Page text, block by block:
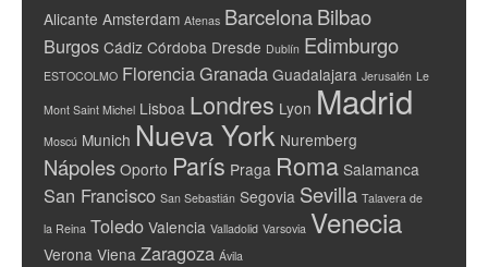
Alicante Amsterdam Atenas BarcelonaBilbao
Burgos Cádiz Córdoba Dresde Dublín Edimburgo
ESTOCOLMO FlorenciaGranada Guadalajara Jerusalén Le
Mont Saint Michel Lisboa Londres Lyon Madrid
Moscú Munich Nueva York Nuremberg
Nápoles Oporto París Praga Roma Salamanca
San Francisco San Sebastián Segovia Sevilla Talavera de
la Reina Toledo Valencia Valladolid Varsovia Venecia
Verona Viena Zaragoza Ávila